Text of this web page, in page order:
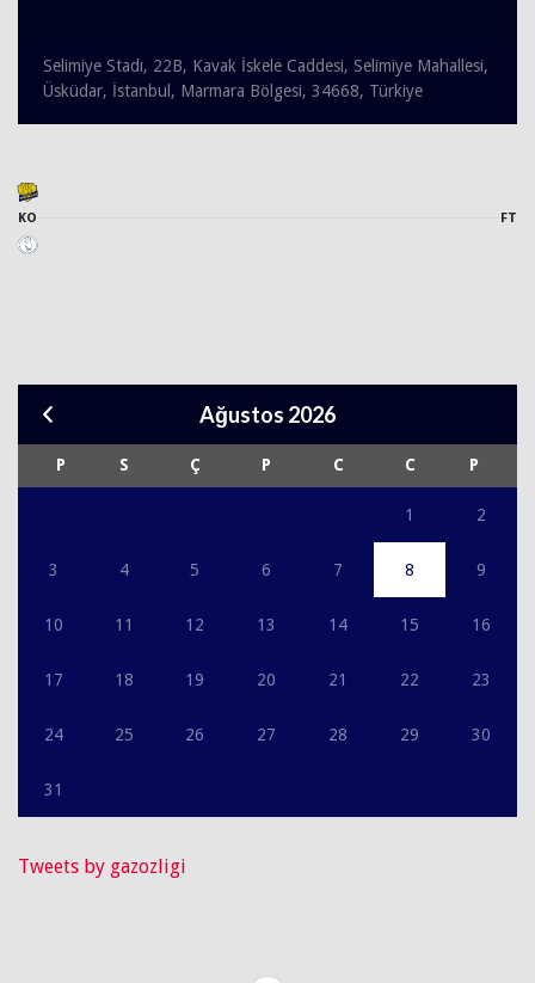
Selimiye Stadı, 22B, Kavak İskele Caddesi, Selimiye Mahallesi,
Üsküdar, İstanbul, Marmara Bölgesi, 34668, Türkiye
KO FT
Ağustos 2026
P S Ç P C C P
1 2
3 4 5 6 7 8 9
10 11 12 13 14 15 16
17 18 19 20 21 22 23
24 25 26 27 28 29 30
31
Tweets by gazozligi